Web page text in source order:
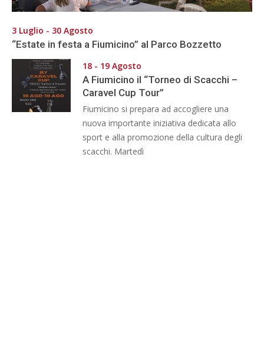
3 Luglio - 30 Agosto
“Estate in festa a Fiumicino” al Parco Bozzetto
18 - 19 Agosto
A Fiumicino il “Torneo di Scacchi –
Caravel Cup Tour”
Fiumicino si prepara ad accogliere una
nuova importante iniziativa dedicata allo
sport e alla promozione della cultura degli
scacchi. Martedì